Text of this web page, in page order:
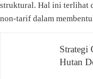
struktural. Hal ini terlihat
non-tarif dalam
NavigasiStrategi
Hutan